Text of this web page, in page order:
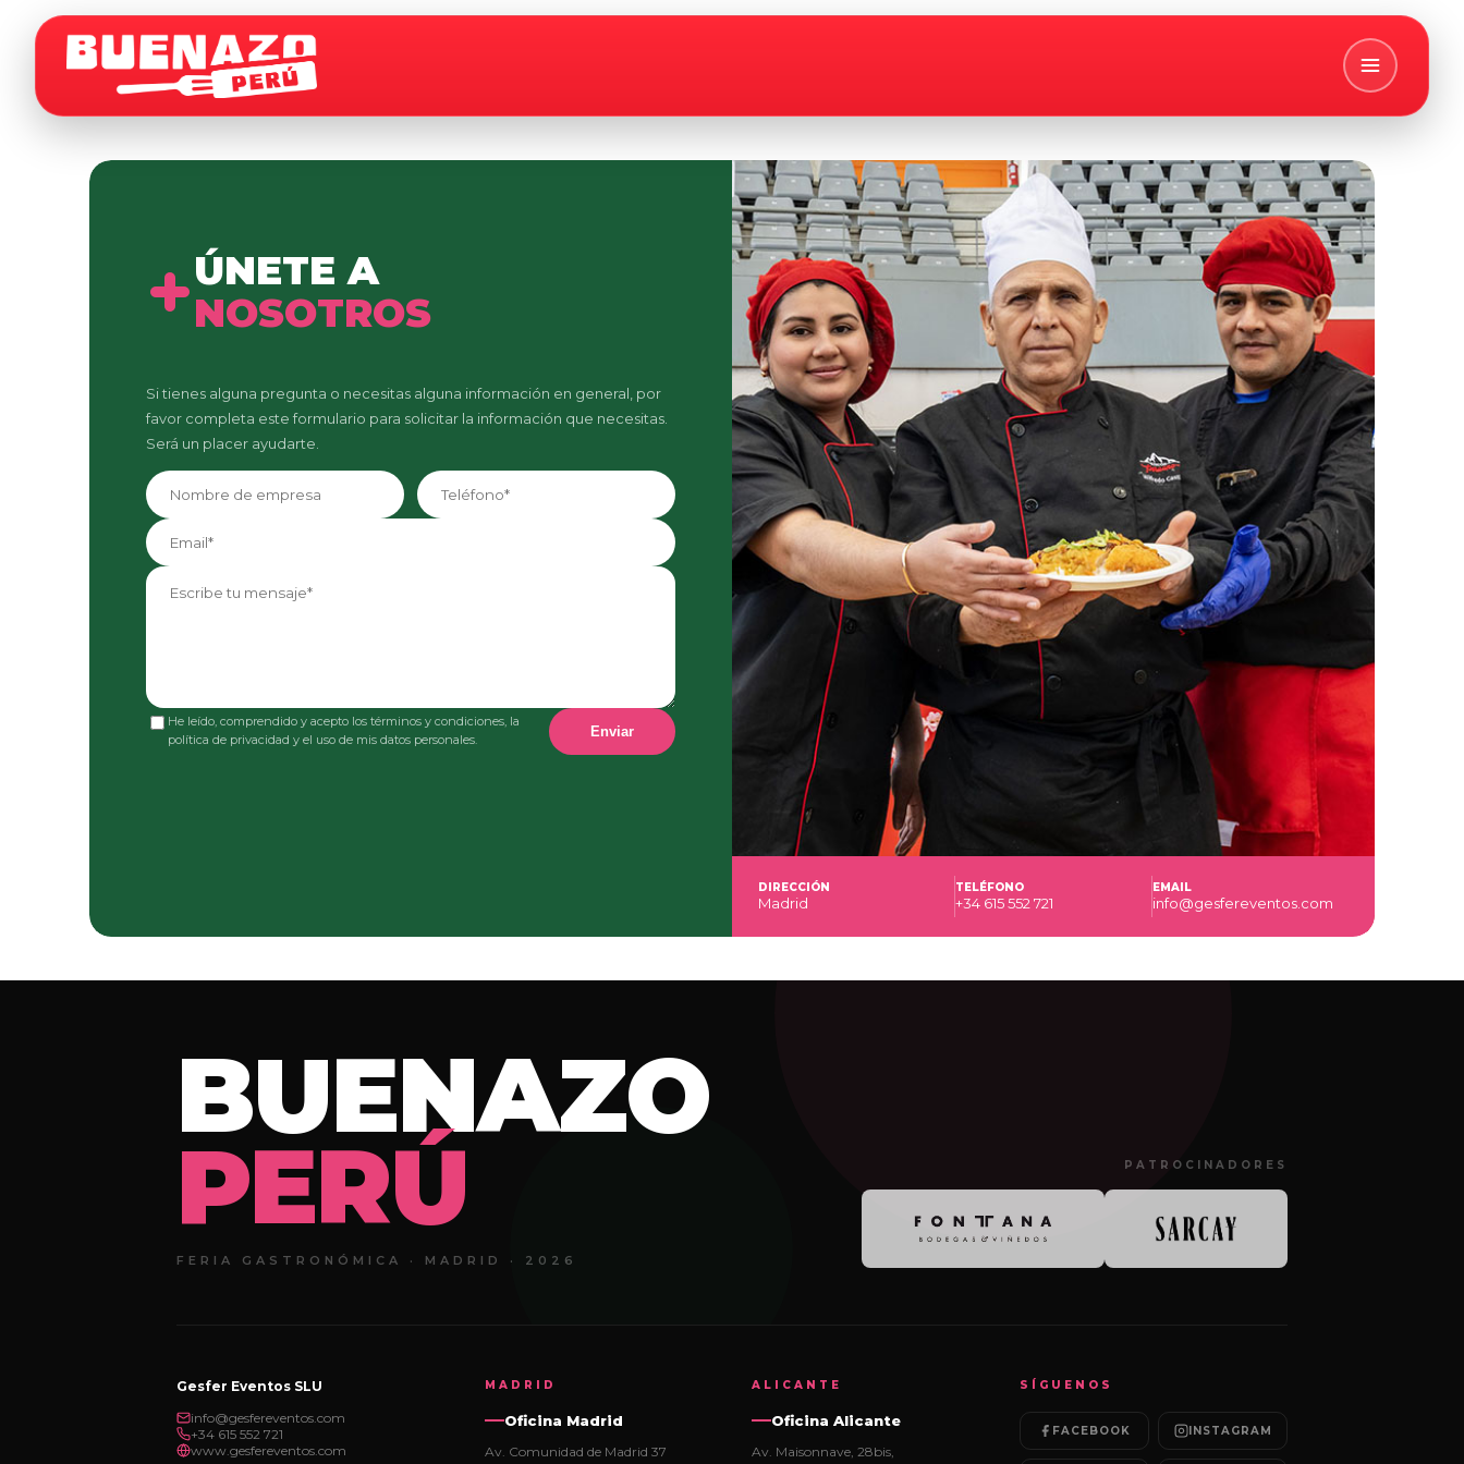
ÚNETE A
NOSOTROS
Si tienes alguna pregunta o necesitas alguna información en general, por
favor completa este formulario para solicitar la información que necesitas.
Será un placer ayudarte.
He leído, comprendido y acepto los términos y condiciones, la
política de privacidad y el uso de mis datos personales.
Enviar
DIRECCIÓN
Madrid
TELÉFONO
+34 615 552 721
EMAIL
info@gesfereventos.com
BUENAZO
PERÚ
FERIA GASTRONÓMICA · MADRID · 2026
PATROCINADORES
Gesfer Eventos SLU
info@gesfereventos.com
+34 615 552 721
www.gesfereventos.com
MADRID
Oficina Madrid
Av. Comunidad de Madrid 37
ALICANTE
Oficina Alicante
Av. Maisonnave, 28bis,
SÍGUENOS
FACEBOOK INSTAGRAM